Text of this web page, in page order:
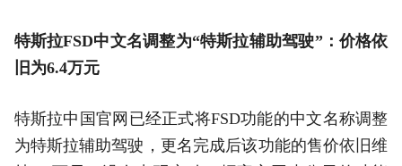
特斯拉FSD中文名调整为“特斯拉辅助驾驶”：价格依
旧为6.4万元
特斯拉中国官网已经正式将FSD功能的中文名称调整
为特斯拉辅助驾驶，更名完成后该功能的售价依旧维